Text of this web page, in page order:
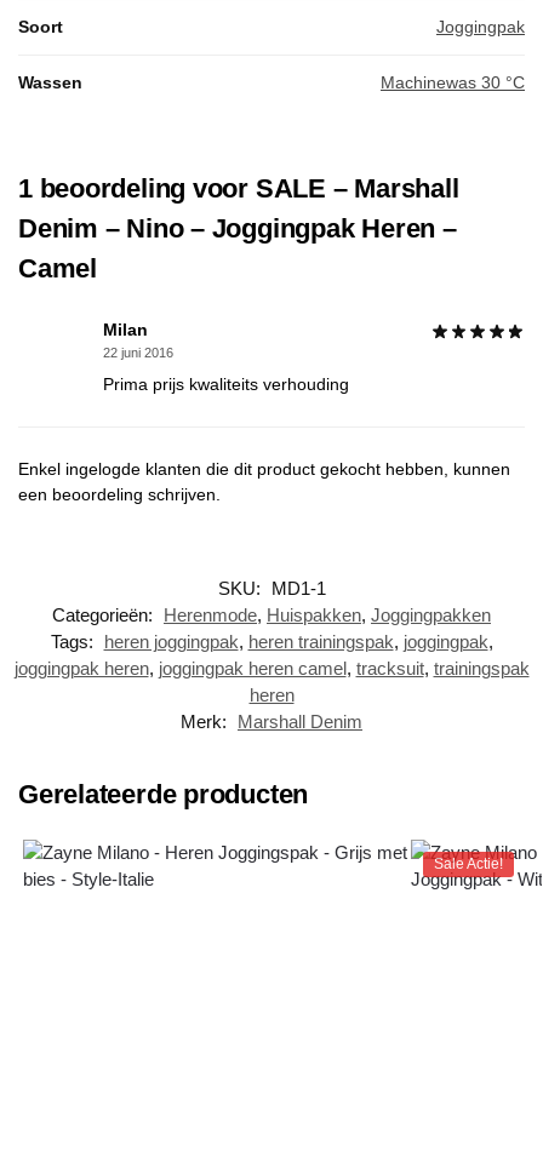
Soort Joggingpak
Wassen Machinewas 30 °C
1 beoordeling voor SALE – Marshall
Denim – Nino – Joggingpak Heren –
Camel
Milan
22 juni 2016
Prima prijs kwaliteits verhouding
Enkel ingelogde klanten die dit product gekocht hebben, kunnen
een beoordeling schrijven.
SKU:
MD1-1
Categorieën:
Herenmode, Huispakken, Joggingpakken
Tags:
heren joggingpak, heren trainingspak, joggingpak,
joggingpak heren, joggingpak heren camel, tracksuit, trainingspak
heren
Merk:
Marshall Denim
Gerelateerde producten
Sale Actie!